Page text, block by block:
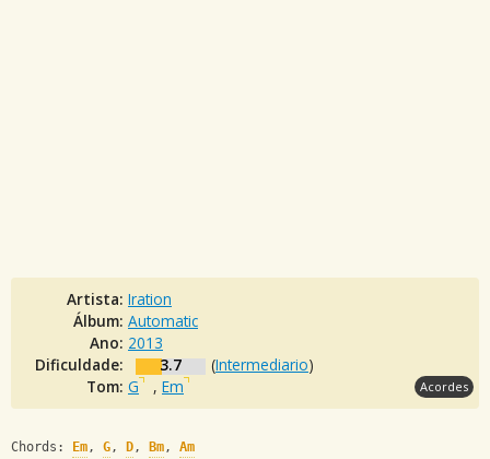
Artista: Iration
Álbum: Automatic
Ano: 2013
Dificuldade:
3.7 (Intermediario)
Tom: G , Em Acordes
Chords: Em, G, D, Bm, Am